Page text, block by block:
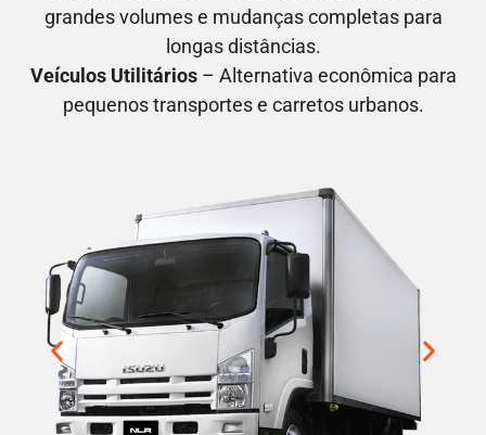
grandes volumes e mudanças completas para
longas distâncias.
Veículos Utilitários– Alternativa econômica para
pequenos transportes e carretos urbanos.